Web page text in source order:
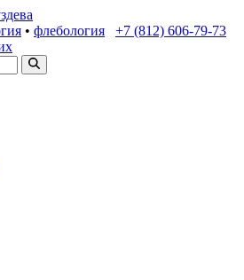
• флебология
+7 (812) 606-79-73